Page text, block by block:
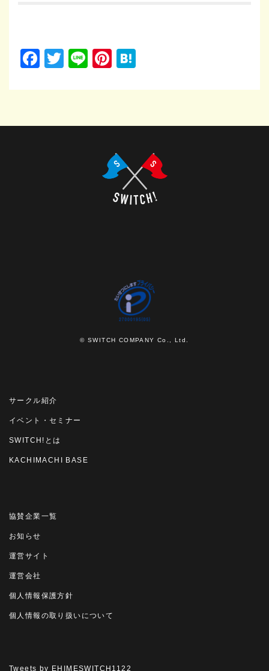
Facebook
Twitter
LinePinterest
© SWITCH COMPANY Co., Ltd.
サークル紹介
イベント・セミナー
SWITCH!とは
KACHIMACHI BASE
協賛企業一覧
お知らせ
運営サイト
運営会社
個人情報保護方針
個人情報の取り扱いについて
Tweets by EHIMESWITCH1122